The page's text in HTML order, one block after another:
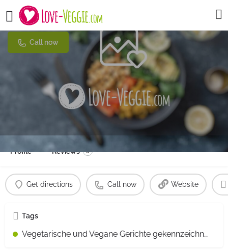
Die Firma
Call now
Profile Reviews 0
Get directions Call now Website
Tags
Vegetarische und Vegane Gerichte gekennzeichnet